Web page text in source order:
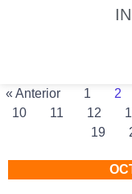
« Anterior 1 2
10
11 12
19